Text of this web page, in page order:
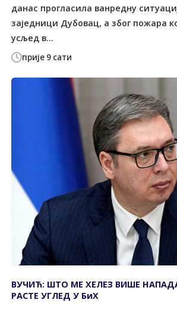
прије 9 сати
данас прогласила ванредну
заједници Дубовац, а због пожара
усљед в...
ВУЧИЋ: ШТО МЕ ХЕЛЕЗ ВИШЕ
РАСТЕ УГЛЕД У БиХ